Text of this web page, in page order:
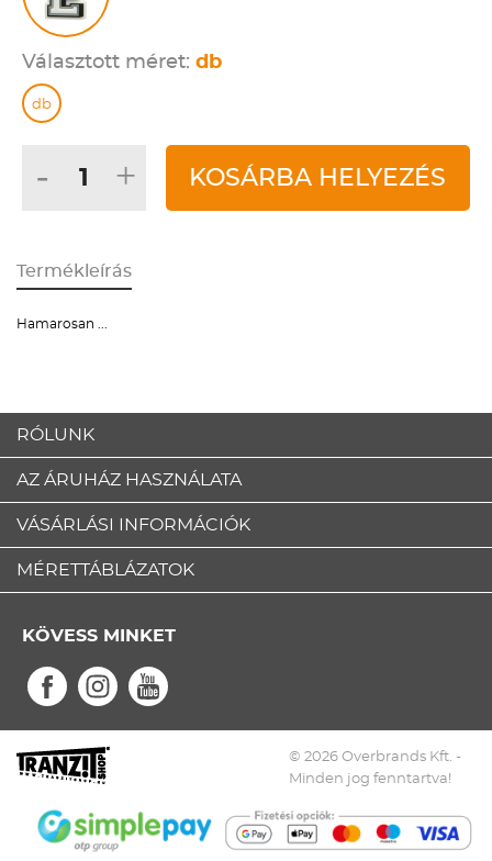
Választott méret: db
db
- + KOSÁRBA HELYEZÉS
Termékleírás
Hamarosan ...
RÓLUNK
AZ ÁRUHÁZ HASZNÁLATA
VÁSÁRLÁSI INFORMÁCIÓK
MÉRETTÁBLÁZATOK
KÖVESS MINKET
© 2026 Overbrands Kft. -
Minden jog fenntartva!